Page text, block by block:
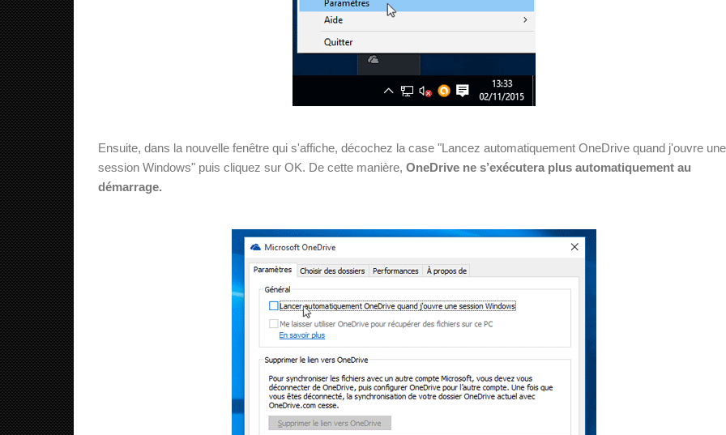
Ensuite, dans la nouvelle fenêtre qui s'affiche, décochez la case "Lancez automatiquement OneDrive quand j'ouvre une
session Windows" puis cliquez sur OK. De cette manière, OneDrive ne s’exécutera plus automatiquement au
démarrage.